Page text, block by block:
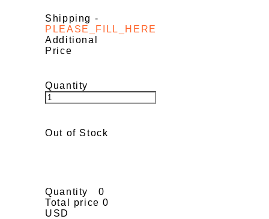
Shipping -
PLEASE_FILL_HERE
Additional
Price
Quantity
Out of Stock
Quantity
0
Total price 0
USD